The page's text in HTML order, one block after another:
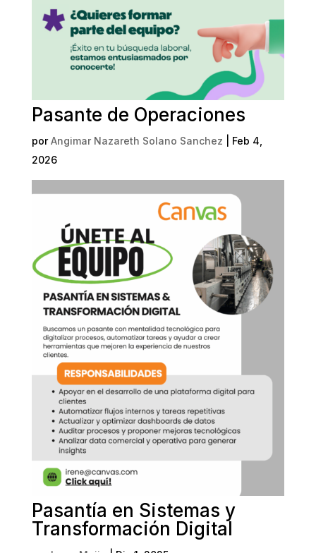
Pasante de Operaciones
porAngimar Nazareth Solano Sanchez
Feb 4,
2026
Pasantía en Sistemas y
Transformación Digital